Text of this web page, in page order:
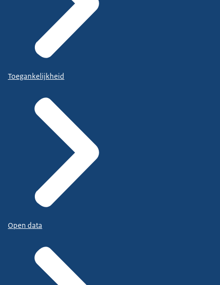
Toegankelijkheid
Open data